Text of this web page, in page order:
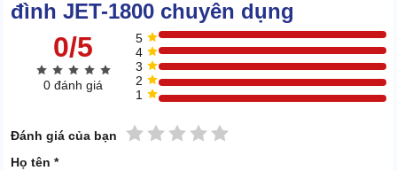
đình JET-1800 chuyên dụng
0/5
0 đánh giá
5
4
3
2
1
Đánh giá của bạn 5 sao
4 sao
3 sao
2 sao
1 sao
Họ tên *